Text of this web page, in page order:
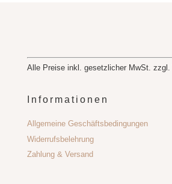
Alle Preise inkl. gesetzlicher MwSt. zzgl.
Informationen
Allgemeine Geschäftsbedingungen
Widerrufsbelehrung
Zahlung & Versand